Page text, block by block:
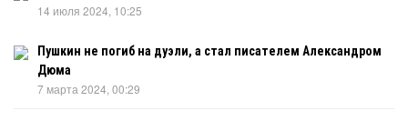
14 июля 2024, 10:25
Пушкин не погиб на дуэли, а стал писателем Александром
Дюма
7 марта 2024, 00:29